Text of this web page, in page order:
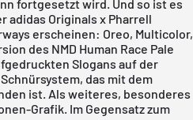
fortgesetzt wird. Und so ist es
adidas Originals x Pharrell
erscheinen: Oreo, Multicolor,
des NMD Human Race Pale
Slogans auf der
das mit dem
ist. Als weiteres, besonderes
Grafik. Im Gegensatz zum